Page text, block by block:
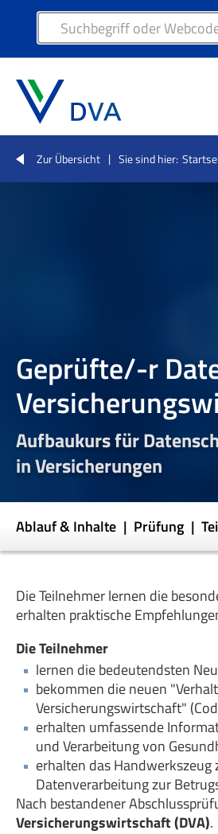
Zur Übersicht Sie sind hier:
Geprüfte/-r
Aufbaukurs für
in Versicherungen
Ablauf & Inhalte Prüfung
Die Teilnehmer lernen die
erhalten praktische
Die Teilnehmer
lernen die bedeutendsten
bekommen die neuen
Versicherungswirtschaft"
erhalten umfassende
und Verarbeitung von
erhalten das
Datenverarbeitung zur
Nach bestandener
Versicherungswirtschaft (DVA).